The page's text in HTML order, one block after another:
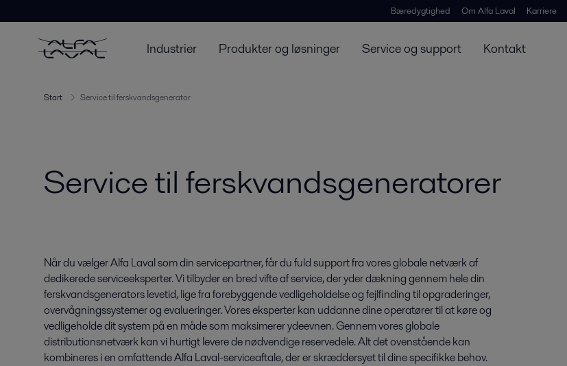
Bæredygtighed Om Alfa Laval Karriere
Industrier Produkter og løsninger Service og support Kontakt
Start Service til ferskvandsgenerator
Service til ferskvandsgeneratorer
Når du vælger Alfa Laval som din servicepartner, får du fuld support fra vores globale netværk af
dedikerede serviceeksperter. Vi tilbyder en bred vifte af service, der yder dækning gennem hele din
ferskvandsgenerators levetid, lige fra forebyggende vedligeholdelse og fejlfinding til opgraderinger,
overvågningssystemer og evalueringer. Vores eksperter kan uddanne dine operatører til at køre og
vedligeholde dit system på en måde som maksimerer ydeevnen. Gennem vores globale
distributionsnetværk kan vi hurtigt levere de nødvendige reservedele. Alt det ovenstående kan
kombineres i en omfattende Alfa Laval-serviceaftale, der er skræddersyet til dine specifikke behov.